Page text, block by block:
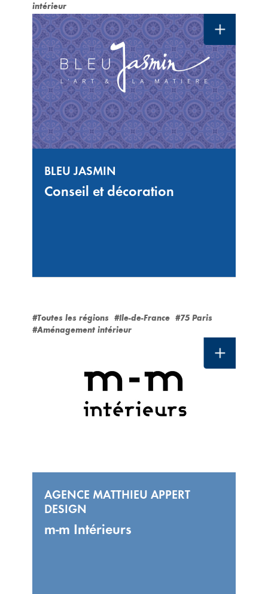
intérieur
BLEU JASMIN
Conseil et décoration
#Toutes les régions #Ile-de-France #75 Paris
#Aménagement intérieur
AGENCE MATTHIEU APPERT
DESIGN
m-m Intérieurs